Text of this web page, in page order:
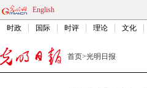
English
时政 国际 时评 理论 文化
首页>光明日报